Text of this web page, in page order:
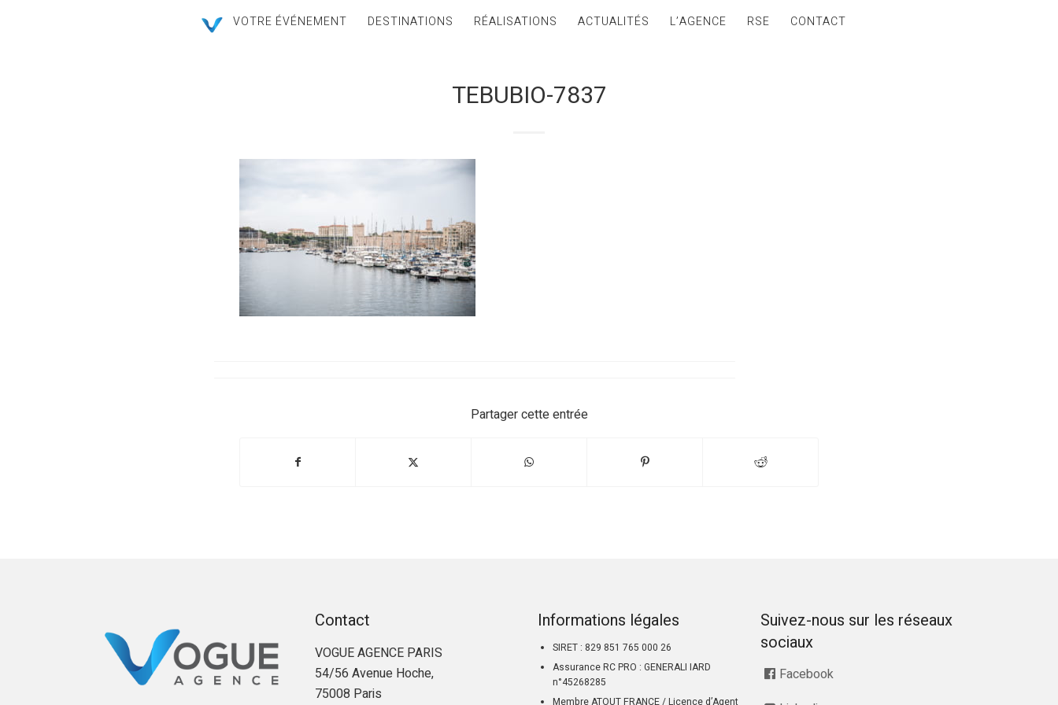
VOTRE ÉVÉNEMENT DESTINATIONS RÉALISATIONS ACTUALITÉS L’AGENCE RSE CONTACT
TEBUBIO-7837
Partager cette entrée
Contact
VOGUE AGENCE PARIS
54/56 Avenue Hoche,
75008 Paris
Informations légales
SIRET : 829 851 765 000 26
Assurance RC PRO : GENERALI IARD
n°45268285
Membre ATOUT FRANCE / Licence d’Agent
Suivez-nous sur les réseaux
sociaux
Facebook